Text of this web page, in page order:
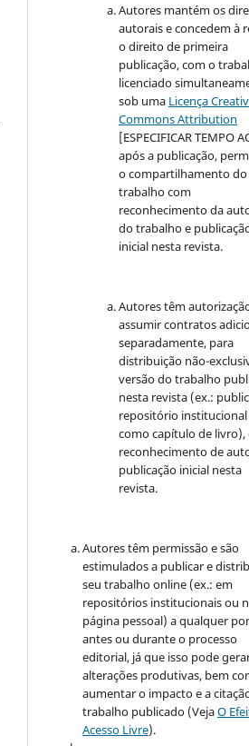
Autores mantém os
autorais e concedem à
o direito de primeira
publicação, com o
licenciado
sob uma Licença
Commons Attribution
[ESPECIFICAR TEMPO
após a publicação,
o compartilhamento do
trabalho com
reconhecimento da
do trabalho e
inicial nesta revista.
Autores têm
assumir contratos
separadamente, para
distribuição não-
versão do trabalho
nesta revista (ex.:
repositório institucional
como capítulo de livro),
reconhecimento de
publicação inicial nesta
revista.
Autores têm permissão e são
estimulados a publicar e
seu trabalho online (ex.: em
repositórios institucionais ou
página pessoal) a qualquer
antes ou durante o processo
editorial, já que isso pode
alterações produtivas, bem
aumentar o impacto e a
trabalho publicado (VejaO
Acesso Livre).